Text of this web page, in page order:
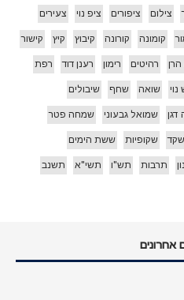
צילום ציפורים ציפ נוי צעירים
קומונה קורונה קיבוץ קיץ קישור
רהיטים רימון רענן דוד רפת
שואה שחף שיבולים
שמואל גבעוני שמחה פטר
שקד שקופיות ששת הימים
תרבות תש"ו תשי"א תשנב
אחרונים